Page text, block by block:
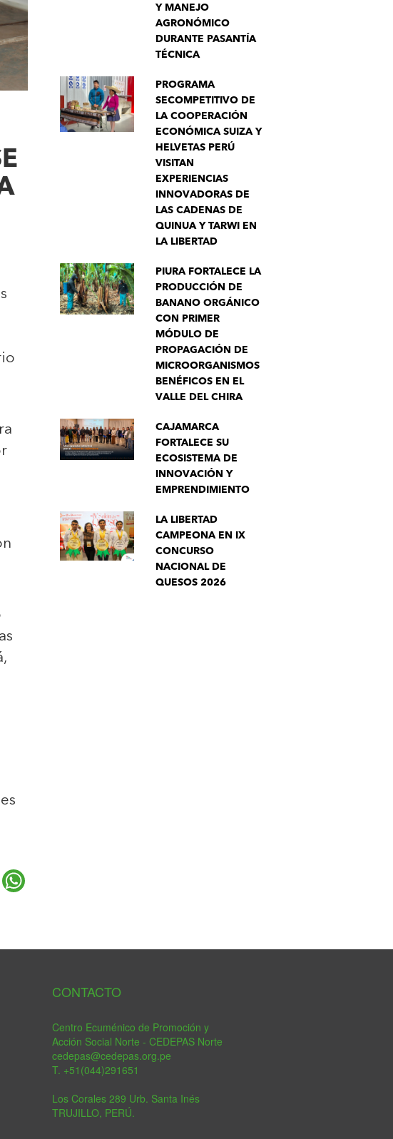
Twitter
Y MANEJO
AGRONÓMICO
DURANTE PASANTÍA
TÉCNICA
PROGRAMA
SECOMPETITIVO DE
LA COOPERACIÓN
ECONÓMICA SUIZA Y
HELVETAS PERÚ
VISITAN
EXPERIENCIAS
INNOVADORAS DE
LAS CADENAS DE
QUINUA Y TARWI EN
LA LIBERTAD
PIURA FORTALECE LA
PRODUCCIÓN DE
BANANO ORGÁNICO
CON PRIMER
MÓDULO DE
PROPAGACIÓN DE
MICROORGANISMOS
BENÉFICOS EN EL
VALLE DEL CHIRA
CAJAMARCA
FORTALECE SU
ECOSISTEMA DE
INNOVACIÓN Y
EMPRENDIMIENTO
LA LIBERTAD
CAMPEONA EN IX
CONCURSO
NACIONAL DE
QUESOS 2026
CONTACTO
Centro Ecuménico de Promoción y
Acción Social Norte - CEDEPAS Norte
cedepas@cedepas.org.pe
T. +51(044)291651
Los Corales 289 Urb. Santa Inés
TRUJILLO, PERÚ.